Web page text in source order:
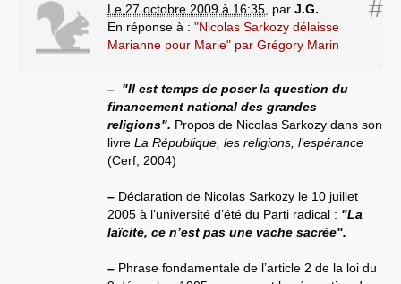
#
Le 27 octobre 2009 à 16:35 par J.G.
En réponse à : "Nicolas Sarkozy délaisse
Marianne pour Marie" par Grégory Marin
– "Il est temps de poser la question du
financement national des grandes
religions". Propos de Nicolas Sarkozy dans son
livre La République, les religions, l’espérance
(Cerf, 2004)
– Déclaration de Nicolas Sarkozy le 10 juillet
2005 à l’université d’été du Parti radical : "La
laïcité, ce n’est pas une vache sacrée".
– Phrase fondamentale de l’article 2 de la loi du